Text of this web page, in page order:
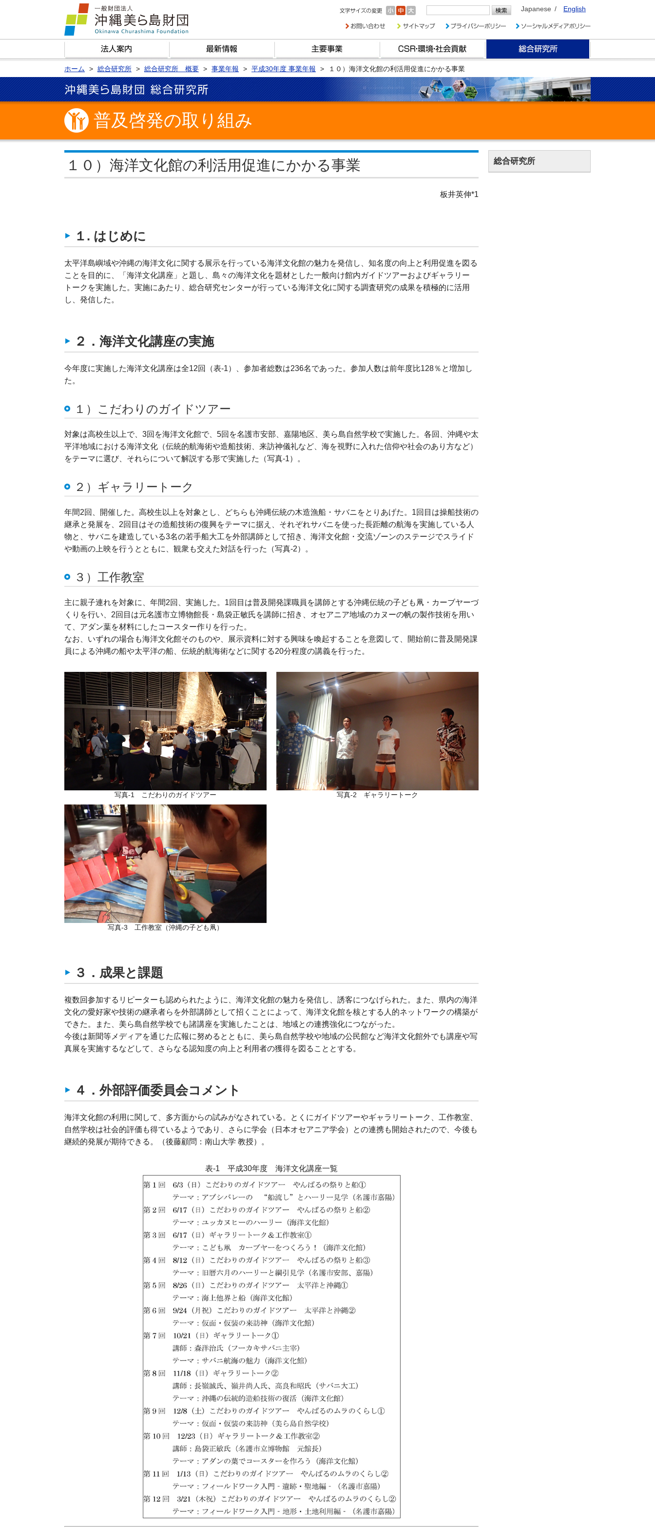
Japanese English
ホーム 総合研究所 総合研究所 概要 事業年報 平成30年度 事業年報 １０）海洋文化館の利活用促進にかかる事業
普及啓発の取り組み
１０）海洋文化館の利活用促進にかかる事業
板井英伸*1
１. はじめに
太平洋島嶼域や沖縄の海洋文化に関する展示を行っている海洋文化館の魅力を発信し、知名度の向上と利用促進を図る
ことを目的に、「海洋文化講座」と題し、島々の海洋文化を題材とした一般向け館内ガイドツアーおよびギャラリー
トークを実施した。実施にあたり、総合研究センターが行っている海洋文化に関する調査研究の成果を積極的に活用
し、発信した。
２．海洋文化講座の実施
今年度に実施した海洋文化講座は全12回（表-1）、参加者総数は236名であった。参加人数は前年度比128％と増加し
た。
１）こだわりのガイドツアー
対象は高校生以上で、3回を海洋文化館で、5回を名護市安部、嘉陽地区、美ら島自然学校で実施した。各回、沖縄や太
平洋地域における海洋文化（伝統的航海術や造船技術、来訪神儀礼など、海を視野に入れた信仰や社会のあり方など）
をテーマに選び、それらについて解説する形で実施した（写真-1）。
２）ギャラリートーク
年間2回、開催した。高校生以上を対象とし、どちらも沖縄伝統の木造漁船・サバニをとりあげた。1回目は操船技術の
継承と発展を、2回目はその造船技術の復興をテーマに据え、それぞれサバニを使った長距離の航海を実施している人
物と、サバニを建造している3名の若手船大工を外部講師として招き、海洋文化館・交流ゾーンのステージでスライド
や動画の上映を行うとともに、観衆も交えた対話を行った（写真-2）。
３）工作教室
主に親子連れを対象に、年間2回、実施した。1回目は普及開発課職員を講師とする沖縄伝統の子ども凧・カーブヤーづ
くりを行い、2回目は元名護市立博物館長・島袋正敏氏を講師に招き、オセアニア地域のカヌーの帆の製作技術を用い
て、アダン葉を材料にしたコースター作りを行った。
なお、いずれの場合も海洋文化館そのものや、展示資料に対する興味を喚起することを意図して、開始前に普及開発課
員による沖縄の船や太平洋の船、伝統的航海術などに関する20分程度の講義を行った。
写真-1 こだわりのガイドツアー 写真-2 ギャラリートーク
写真-3 工作教室（沖縄の子ども凧）
３．成果と課題
複数回参加するリピーターも認められたように、海洋文化館の魅力を発信し、誘客につなげられた。また、県内の海洋
文化の愛好家や技術の継承者らを外部講師として招くことによって、海洋文化館を核とする人的ネットワークの構築が
できた。また、美ら島自然学校でも諸講座を実施したことは、地域との連携強化につながった。
今後は新聞等メディアを通じた広報に努めるとともに、美ら島自然学校や地域の公民館など海洋文化館外でも講座や写
真展を実施するなどして、さらなる認知度の向上と利用者の獲得を図ることとする。
４．外部評価委員会コメント
海洋文化館の利用に関して、多方面からの試みがなされている。とくにガイドツアーやギャラリートーク、工作教室、
自然学校は社会的評価も得ているようであり、さらに学会（日本オセアニア学会）との連携も開始されたので、今後も
継続的発展が期待できる。（後藤顧問：南山大学 教授）。
表-1 平成30年度 海洋文化講座一覧
総合研究所